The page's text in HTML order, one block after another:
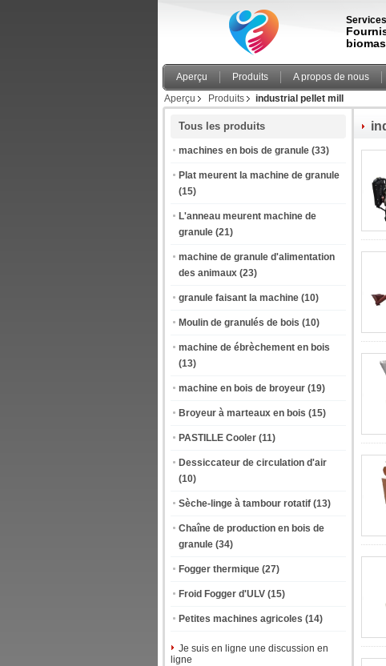
Aperçu Produits A propos de nous
Aperçu
Produits industrial pellet mill
Tous les produits
machines en bois de granule (33)
Plat meurent la machine de granule
(15)
L'anneau meurent machine de
granule (21)
machine de granule d'alimentation
des animaux (23)
granule faisant la machine (10)
Moulin de granulés de bois (10)
machine de ébrèchement en bois
(13)
machine en bois de broyeur (19)
Broyeur à marteaux en bois (15)
PASTILLE Cooler (11)
Dessiccateur de circulation d'air
(10)
Sèche-linge à tambour rotatif (13)
Chaîne de production en bois de
granule (34)
Fogger thermique (27)
Froid Fogger d'ULV (15)
Petites machines agricoles (14)
Je suis en ligne une discussion en
ligne